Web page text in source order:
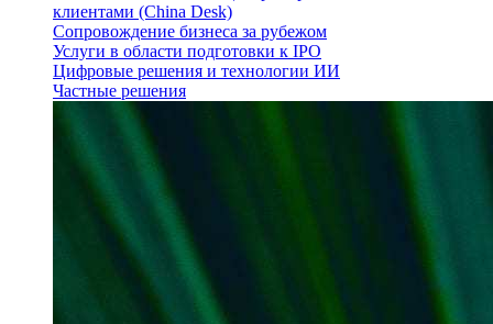
клиентами (China Desk)
Сопровождение бизнеса за рубежом
Услуги в области подготовки к IPO
Цифровые решения и технологии ИИ
Частные решения